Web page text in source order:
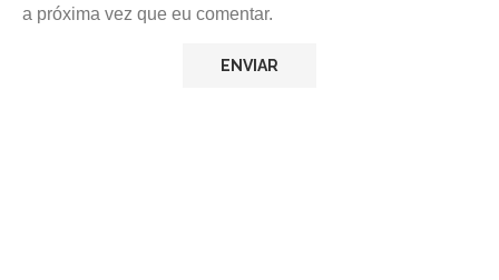
a próxima vez que eu comentar.